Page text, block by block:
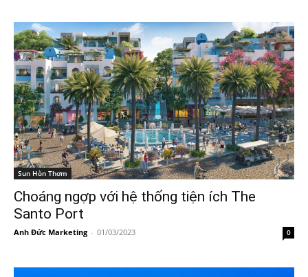
Sun Hòn Thơm
Choáng ngợp với hệ thống tiện ích The
Santo Port
Anh Đức Marketing - 01/03/2023 0